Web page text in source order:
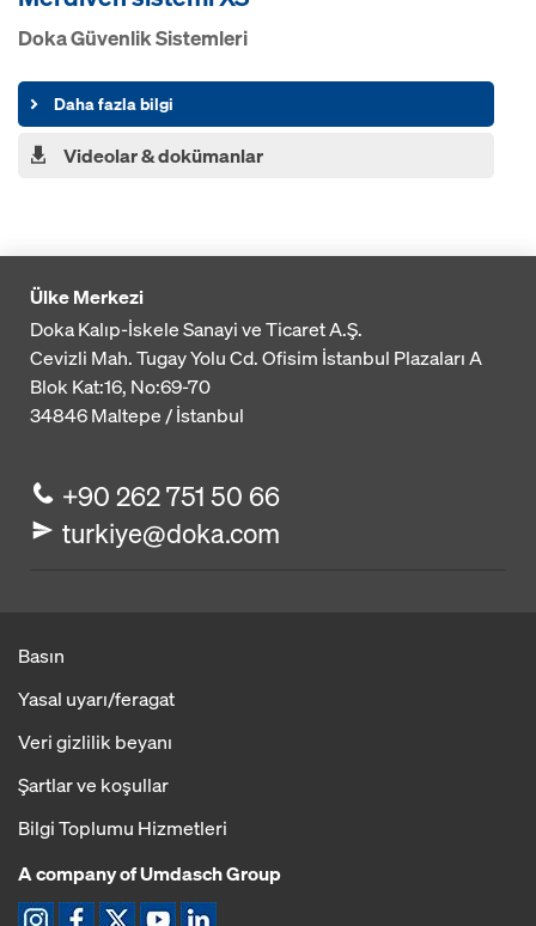
Doka Güvenlik Sistemleri
Daha fazla bilgi
Videolar & dokümanlar
Ülke Merkezi
Doka Kalıp-İskele Sanayi ve Ticaret A.Ş.
Cevizli Mah. Tugay Yolu Cd. Ofisim İstanbul Plazaları A
Blok Kat:16, No:69-70
34846Maltepe / İstanbul
+90 262 751 50 66
turkiye@doka.com
Basın
Yasal uyarı/feragat
Veri gizlilik beyanı
Şartlar ve koşullar
Bilgi Toplumu Hizmetleri
A company of Umdasch Group